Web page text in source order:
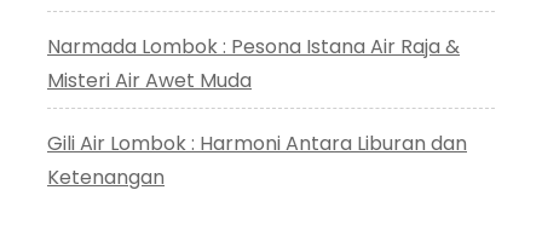
Narmada Lombok : Pesona Istana Air Raja &
Misteri Air Awet Muda
Gili Air Lombok : Harmoni Antara Liburan dan
Ketenangan